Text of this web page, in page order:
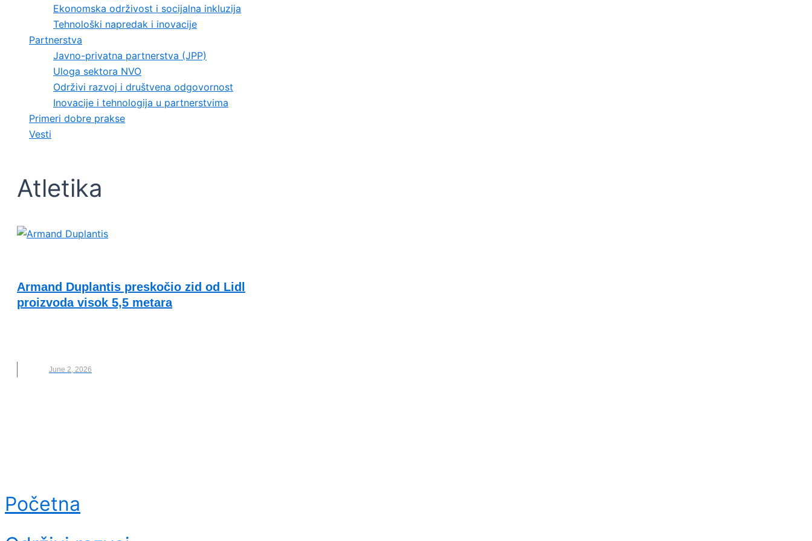
Ekonomska održivost i socijalna inkluzija
Tehnološki napredak i inovacije
Partnerstva
Javno-privatna partnerstva (JPP)
Uloga sektora NVO
Održivi razvoj i društvena odgovornost
Inovacije i tehnologija u partnerstvima
Primeri dobre prakse
Vesti
Atletika
Armand Duplantis preskočio zid od Lidl
proizvoda visok 5,5 metara
June 2, 2026
Početna